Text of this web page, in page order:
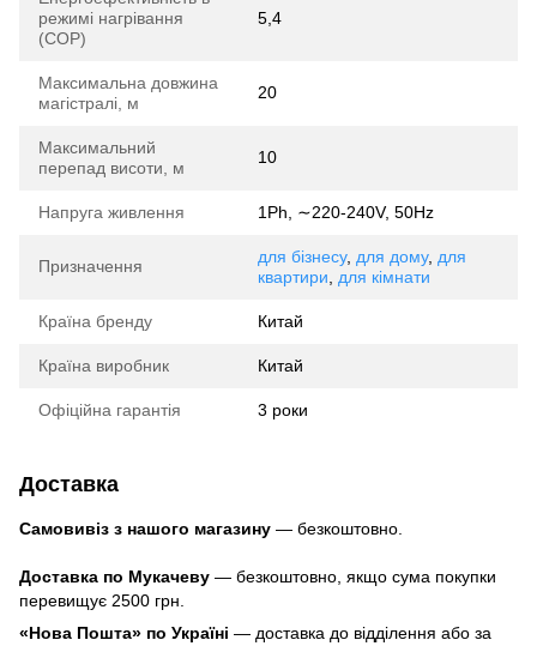
режимі нагрівання
(COP)
5,4
Максимальна довжина
магістралі, м
20
Максимальний
перепад висоти, м
10
Напруга живлення 1Ph, ∼220-240V, 50Hz
Призначення для бізнесу, для дому, для
квартири
для кімнати
Країна бренду Китай
Країна виробник Китай
Офіційна гарантія 3 роки
Доставка
Самовивіз з нашого магазину — безкоштовно.
Доставка по Мукачеву — безкоштовно, якщо сума покупки
перевищує 2500 грн.
«Нова Пошта» по Україні — доставка до відділення або за